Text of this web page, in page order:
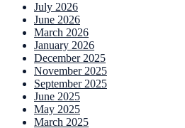
July 2026
June 2026
March 2026
January 2026
December 2025
November 2025
September 2025
June 2025
May 2025
March 2025